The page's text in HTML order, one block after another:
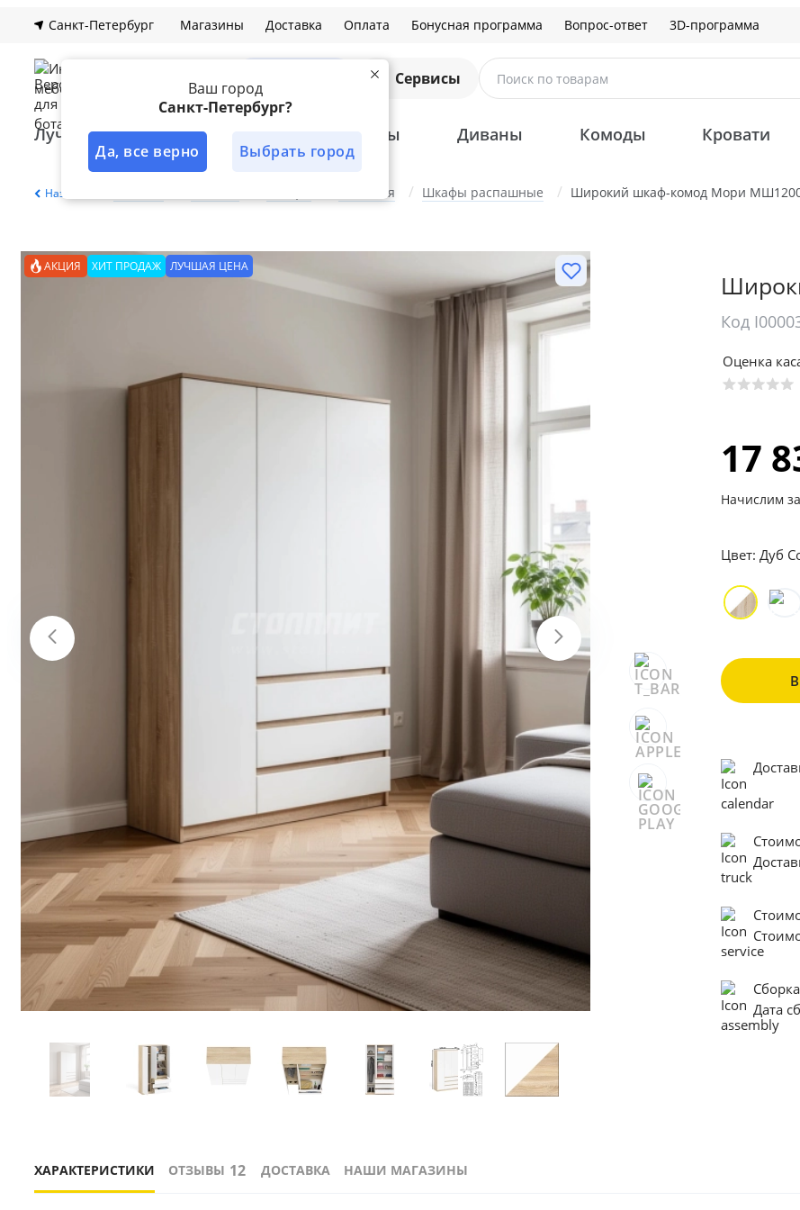
Ваш город
Санкт-Петербург?
Да, все верно Выбрать город
Санкт-Петербург Магазины Доставка Оплата Бонусная программа Вопрос-ответ 3D-программа
Сервисы Поиск по товарам
Лучшее решение Шкафы Диваны Комоды Кровати
Назад Гостиная Шкафы распашные Широкий шкаф-комод Мори
АКЦИЯ ХИТ ПРОДАЖ ЛУЧШАЯ ЦЕНА
Код
Оценка
17
Начислим
Цвет: Дуб
Дата
ХАРАКТЕРИСТИКИ ОТЗЫВЫ 12 ДОСТАВКА НАШИ МАГАЗИНЫ